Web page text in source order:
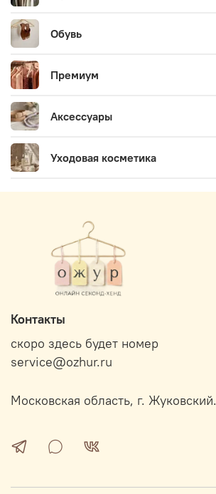
Обувь
Премиум
Аксессуары
Уходовая косметика
Контакты
скоро здесь будет номер
service@ozhur.ru
Московская область, г. Жуковский.